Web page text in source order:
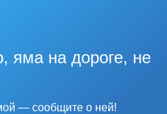
яма на дороге, не
— сообщите о ней!